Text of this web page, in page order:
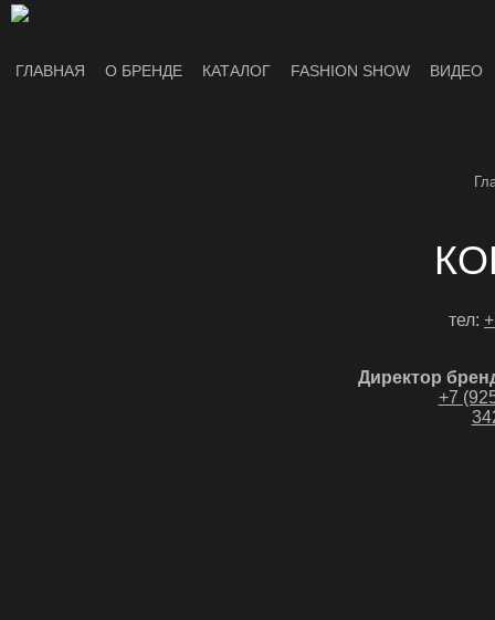
ГЛАВНАЯ О БРЕНДЕ КАТАЛОГ FASHION SHOW ВИДЕО
тел:
Директор
+7